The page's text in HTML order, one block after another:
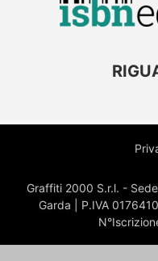
Graffiti 2000 S.r.l. -
Garda | P.IVA